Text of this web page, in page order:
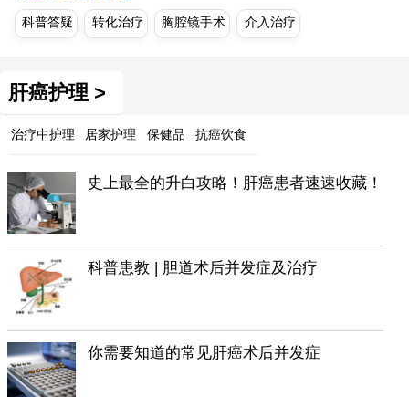
科普答疑 转化治疗 胸腔镜手术 介入治疗
肝癌护理 >
治疗中护理 居家护理 保健品 抗癌饮食
史上最全的升白攻略！肝癌患者速速收藏！
科普患教 | 胆道术后并发症及治疗
你需要知道的常见肝癌术后并发症